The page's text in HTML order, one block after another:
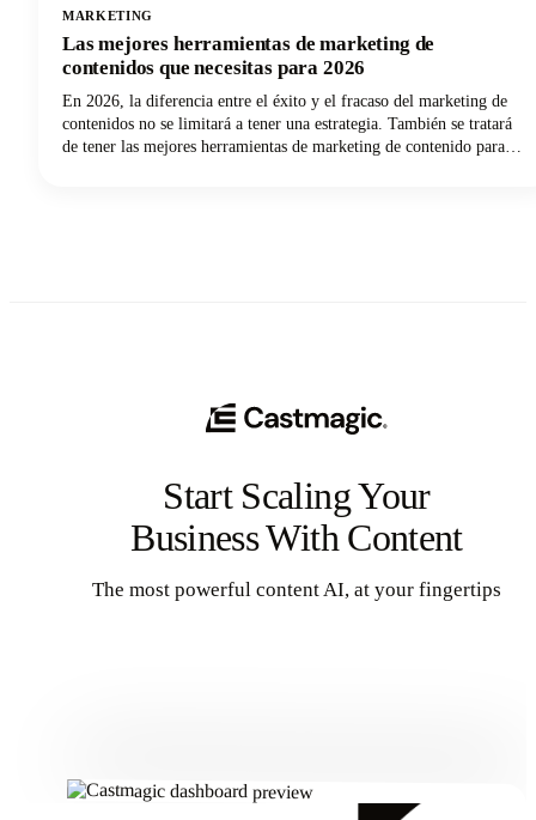
MARKETING
Las mejores herramientas de marketing de
contenidos que necesitas para 2026
En 2026, la diferencia entre el éxito y el fracaso del marketing de
contenidos no se limitará a tener una estrategia. También se tratará
de tener las mejores herramientas de marketing de contenido para
Start Scaling Your
Business With Content
The most powerful content AI, at your fingertips